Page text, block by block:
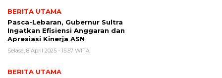
BERITA UTAMA
Pasca-Lebaran, Gubernur Sultra
Ingatkan Efisiensi Anggaran dan
Apresiasi Kinerja ASN
Selasa, 8 April 2025 - 15:57 WITA
BERITA UTAMA